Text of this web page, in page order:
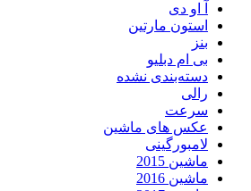
آ او دی
استون مارتین
بنز
بی ام دبلیو
دسته‌بندی نشده
رالی
سرعت
عکس های ماشین
لامبورگینی
ماشین 2015
ماشین 2016